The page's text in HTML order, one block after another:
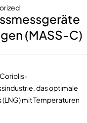
(MASS-C)
das optimale
mit Temperaturen